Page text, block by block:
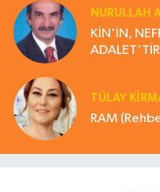
NURULLAH
KİN'İN,
ADALET'TİR
TÜLAY